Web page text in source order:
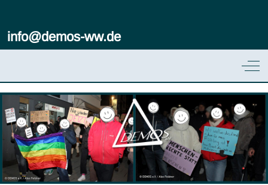
info@demos-ww.de